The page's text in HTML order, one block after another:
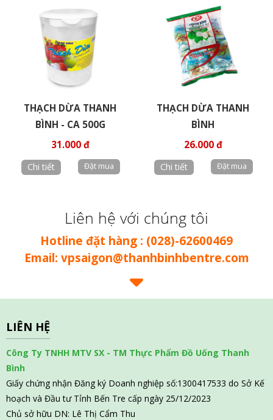
THẠCH DỪA THANH
BÌNH - CA 500G
31.000 đ
Chi tiết
THẠCH DỪA THANH
BÌNH
26.000 đ
Chi tiết
Liên hệ với chúng tôi
Hotline đặt hàng : (028)-62600469
Email: vpsaigon@thanhbinhbentre.com
LIÊN HỆ
Công Ty TNHH MTV SX - TM Thực Phẩm Đồ Uống Thanh
Bình
Giấy chứng nhận Đăng ký Doanh nghiệp số:1300417533 do Sở Kế
hoạch và Đầu tư Tỉnh Bến Tre cấp ngày 25/12/2023
Chủ sở hữu DN: Lê Thị Cẩm Thu